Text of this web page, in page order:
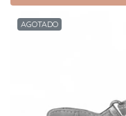
AGOTADO